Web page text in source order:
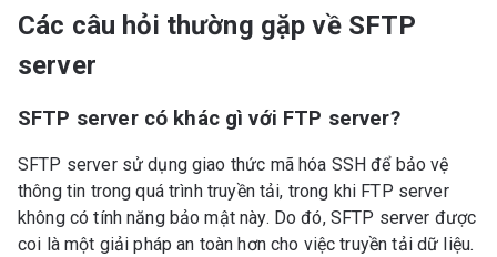
Các câu hỏi thường gặp về SFTP
server
SFTP server có khác gì với FTP server?
SFTP server sử dụng giao thức mã hóa SSH để bảo vệ
thông tin trong quá trình truyền tải, trong khi FTP server
không có tính năng bảo mật này. Do đó, SFTP server được
coi là một giải pháp an toàn hơn cho việc truyền tải dữ liệu.